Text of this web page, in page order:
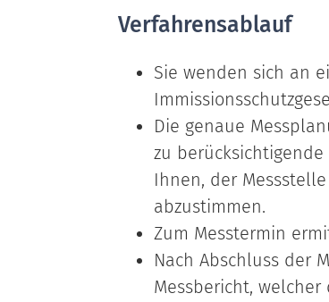
Verfahrensablauf
Sie wenden sich an
Die genaue
zu
Ihnen, der
abzustimmen.
Zum Messtermin
Nach Abschluss der
Messbericht,